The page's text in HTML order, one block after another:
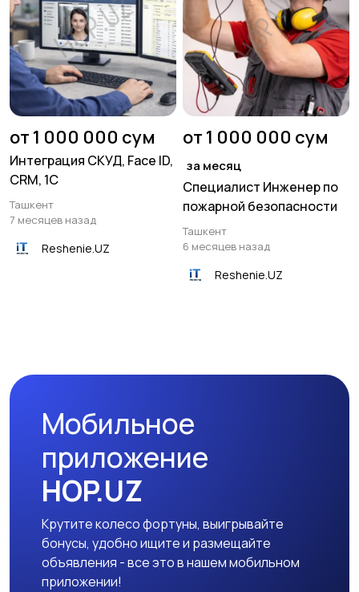
от 1 000 000 сум
Интеграция СКУД, Face ID,
CRM, 1C
Ташкент
7 месяцев назад
Reshenie.UZ
от 1 000 000 сум
за месяц
Специалист Инженер по
пожарной безопасности
Ташкент
6 месяцев назад
Reshenie.UZ
Мобильное
приложение
HOP.UZ
Крутите колесо фортуны, выигрывайте
бонусы, удобно ищите и размещайте
объявления - все это в нашем мобильном
приложении!